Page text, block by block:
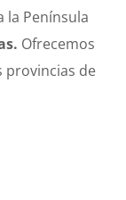
la Península
Ofrecemos
provincias de